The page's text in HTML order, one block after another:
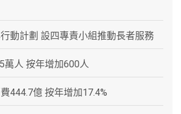
動計劃 設四專責小組推動長者服務
萬人 按年增加600人
444.7億 按年增加17.4%